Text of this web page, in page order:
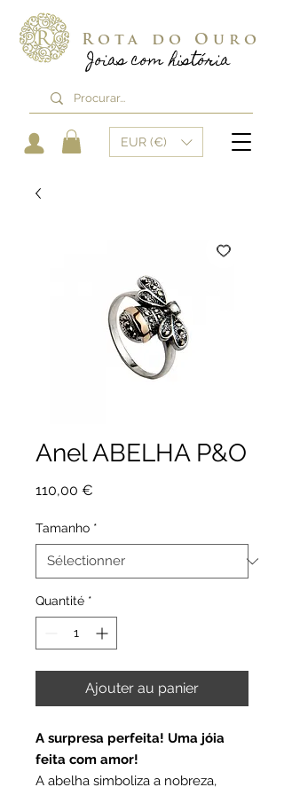
Joias com história
Rota do Ouro
EUR (€)
Anel ABELHA P&O
110,00 €
Tamanho *
Quantité *
Ajouter au panier
A surpresa perfeita! Uma jóia
feita com amor!
A abelha simboliza a nobreza,